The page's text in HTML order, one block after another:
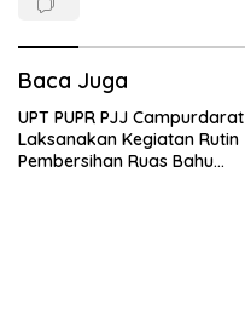
Baca Juga
UPT PUPR PJJ Campurdarat
Laksanakan Kegiatan Rutin
Pembersihan Ruas Bahu